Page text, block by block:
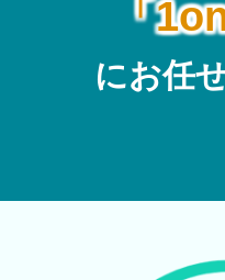
「
にお任